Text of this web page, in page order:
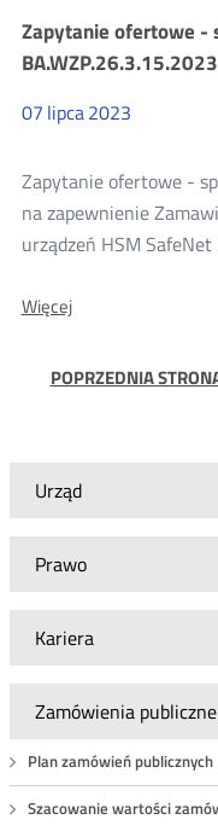
Urząd
Prawo
Kariera
Zamówienia publiczne
Plan zamówień publicznych
Szacowanie wartości
sprawa
numer
Zapytanie ofertowe -
BA.WZP.26.3.15.2023
07 lipca2023
Zapytanie ofertowe -
na zapewnienie
urządzeń HSM
WięcejO:
-
sprawa
POPRZEDNIA